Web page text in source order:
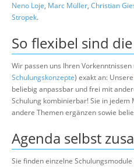
Neno Loje, Marc Müller, Christian
Stropek.
So flexibel sind
Wir passen uns Ihren
Schulungskonzepte) exakt an: Unsere
beliebig anpassbar und frei mit
Schulung kombinierbar! Sie in
andere Themen ergänzen sowie
Agenda selbst
Sie finden einzelne